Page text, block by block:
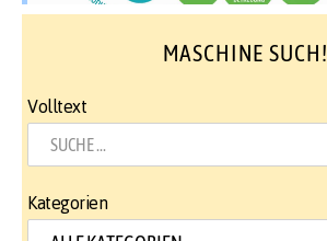
MASCHINE SUCH!
Volltext
Kategorien